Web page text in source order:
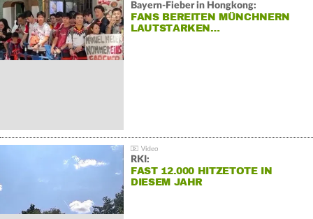
Bayern-Fieber in Hongkong:
FANS BEREITEN MÜNCHNERN
LAUTSTARKEN…
RKI:
FAST 12.000 HITZETOTE IN
DIESEM JAHR